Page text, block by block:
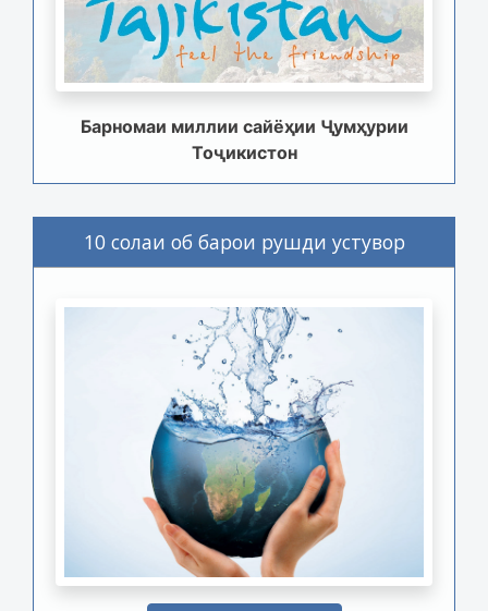
Барномаи миллии сайёҳии Ҷумҳурии
Тоҷикистон
10 солаи об барои рушди устувор